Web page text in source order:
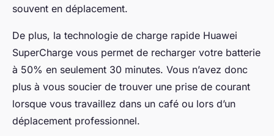
souvent en déplacement.
De plus, la technologie de charge rapide Huawei
SuperCharge vous permet de recharger votre batterie
à 50% en seulement 30 minutes. Vous n’avez donc
plus à vous soucier de trouver une prise de courant
lorsque vous travaillez dans un café ou lors d’un
déplacement professionnel.